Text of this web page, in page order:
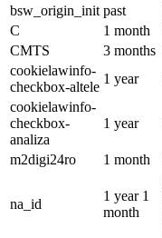
bsw_origin_init past
C
1 month
CMTS
3 months
cookielawinfo-
checkbox-altele
1 year
cookielawinfo-
checkbox-
analiza
1 year
m2digi24ro 1 month
na_id
1 year 1
month